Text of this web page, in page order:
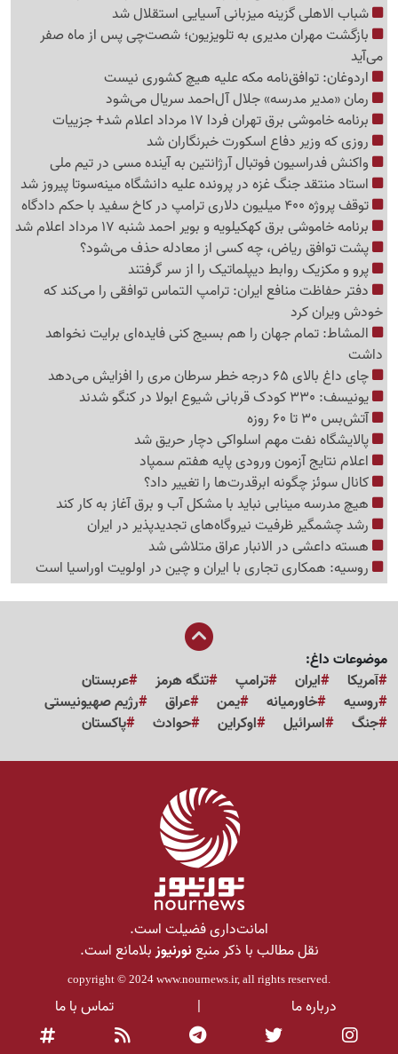
شباب الاهلی گزینه میزبانی آسیایی استقلال شد
بازگشت مهران مدیری به تلویزیون؛ شصت‌چی پس از ماه صفر
می‌آید
اردوغان: توافق‌نامه مکه علیه هیچ کشوری نیست
رمان «مدیر مدرسه» جلال آل‌احمد سریال می‌شود
برنامه خاموشی برق تهران فردا 17 مرداد اعلام شد+ جزییات
روزی که وزیر دفاع اسکورت خبرنگاران شد
واکنش فدراسیون فوتبال آرژانتین به آینده مسی در تیم ملی
استاد منتقد جنگ غزه در پرونده علیه دانشگاه مینه‌سوتا پیروز شد
توقف پروژه 400 میلیون دلاری ترامپ در کاخ سفید با حکم دادگاه
برنامه خاموشی برق کهکیلویه و بویر احمد شنبه 17 مرداد اعلام شد
پشت توافق ریاض، چه کسی از معادله حذف می‌شود؟
پرو و مکزیک روابط دیپلماتیک را از سر گرفتند
دفتر حفاظت منافع ایران: ترامپ التماس توافقی را می‌کند که
خودش ویران کرد
المشاط: تمام جهان را هم بسیج کنی فایده‌ای برایت نخواهد
داشت
چای داغ بالای 65 درجه خطر سرطان مری را افزایش می‌دهد
یونیسف: 330 کودک قربانی شیوع ابولا در کنگو شدند
آتش‌بس 30 تا 60 روزه
پالایشگاه نفت مهم اسلواکی دچار حریق شد
اعلام نتایج آزمون ورودی پایه هفتم سمپاد
کانال سوئز چگونه ابرقدرت‌ها را تغییر داد؟
هیچ مدرسه مینابی نباید با مشکل آب و برق آغاز به کار کند
رشد چشمگیر ظرفیت نیروگاه‌های تجدیدپذیر در ایران
هسته داعشی در الانبار عراق متلاشی شد
روسیه: همکاری تجاری با ایران و چین در اولویت اوراسیا است
موضوعات داغ:
آمریکا
ایران ترامپ تنگه هرمز
عربستان
روسیه
خاورمیانه یمن عراق
رژیم صهیونیستی
جنگ
اسرائیل اوکراین حوادث پاکستان
امانت‌داری فضیلت است.
نقل مطالب با ذکر منبعنورنیوزبلامانع است.
copyright © 2024 www.nournews.ir, all rights reserved.
درباره ما | تماس با ما